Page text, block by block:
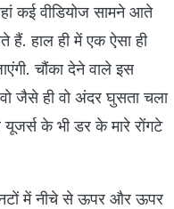
कई वीडियोज सामने आते
हैं. हाल ही में एक ऐसा ही
चौंका देने वाले इस
जैसे ही वो अंदर घुसता चला
के भी डर के मारे रोंगटे
में नीचे से ऊपर और ऊपर